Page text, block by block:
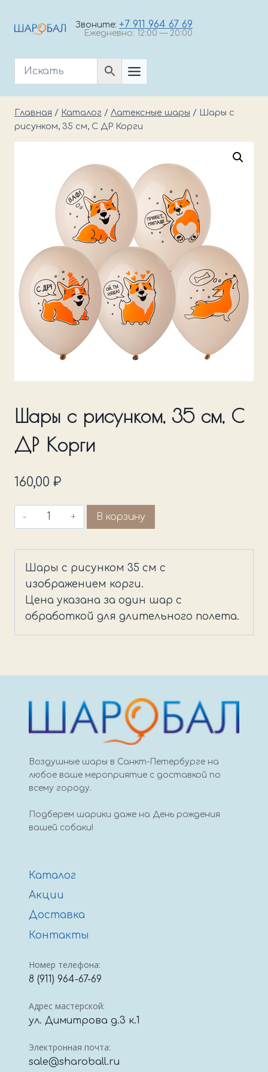
Звоните: +7 911 964 67 69
Ежедневно: 12:00 — 20:00
Главная / Каталог / Латексные шары /
Шары с
рисунком, 35 см, С ДР Корги
Шары с рисунком, 35 см, С
ДР Корги
160,00 ₽
Количество
товара
рисунком,
см,
С
В корзину
Шары с рисунком 35 см с
изображением корги.
Цена указана за один шар с
обработкой для длительного полета.
Воздушные шары в Санкт-Петербурге на
любое ваше мероприятие с доставкой по
всему городу.
Подберем шарики даже на День рождения
вашей собаки!
Каталог
Акции
Доставка
Контакты
Номер телефона:
8 (911) 964-67-69
Адрес мастерской:
ул. Димитрова д.3 к.1
Электронная почта:
sale@sharoball.ru